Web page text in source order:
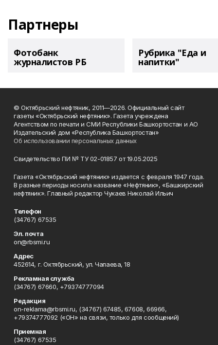
Партнеры
Фотобанк
журналистов РБ
Рубрика "Еда и
напитки"
© Октябрьский нефтяник, 2011—2026. Официальный сайт
газеты «Октябрьский нефтяник». Газета учреждена
Агентством по печати и СМИ Республики Башкортостан и АО
Издательский дом «Республика Башкортостан»
Об использовании персональных данных
Свидетельство ПИ № ТУ 02-01857 от 19.05.2025
Газета «Октябрьский нефтяник» издается с февраля 1947 года.
В разные периоды носила название «Нефтяник», «Башкирский
нефтяник». Главный редактор Чукаев Николай Ильич
Телефон
(34767) 67535
Эл. почта
on@rbsmi.ru
Адрес
452614, г. Октябрьский, ул. Чапаева, 18
Рекламная служба
(34767) 67660, +79374777094
Редакция
on-reklama@rbsmi.ru, (34767) 67485, 67608, 66966,
+79374777092 («ОН» на связи, только для сообщений)
Приемная
(34767) 67535